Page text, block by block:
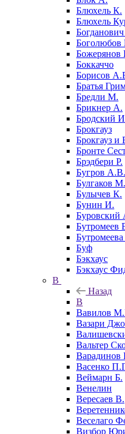
Блюхель К.
Блюхель
Боголюбов
Боккаччо
Борисов
Братья
Бредли М.
Брикнер А.
Бродский
Брокгауз
Брокгауз и
Бронте
Брэдбери Р.
Бугров А.В.
Булгаков
Булычев К.
Бунин И.
Буровский
Бутромеев
Буф
Бэкхаус
Бэкхаус
В
Назад
В
Вавилов
Вазари
Вальтер
Варадинов
Васенко
Веймарн Б.
Венелин
Вересаев В.
Веселаго
Визбор